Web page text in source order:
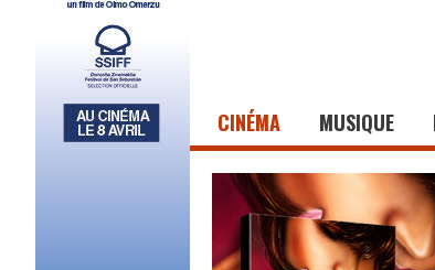
CINÉMA MUSIQUE